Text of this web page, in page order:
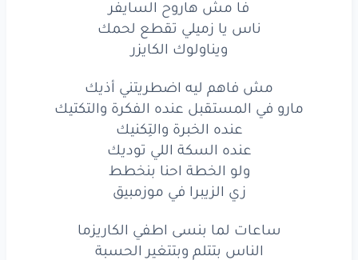
ما اجيتلاقيالمود
بالكلامفا مش
خايفعلى مشاعرالرابرز
فا مش هاروحالسايفر
ناسيا زميليتقطعلحمك
ويناولوك الكايزر
مش فاهمليهاضطريتنيأذيك
فا مش هاروح السايفر
ناس يا زميلي تقطع لحمك
ويناولوك الكايزر
مش فاهم ليه اضطريتني أذيك
مارو في المستقبل عنده الفكرة والتكتيك
عنده الخبرة والتِكنيك
عنده السكة اللي توديك
ولو الخطة احنا بنخطط
زي الزيبرا في موزمبيق
ساعات لما بنسى اطفي الكاريزما
الناس بتتلم وبتتغير الحسبة